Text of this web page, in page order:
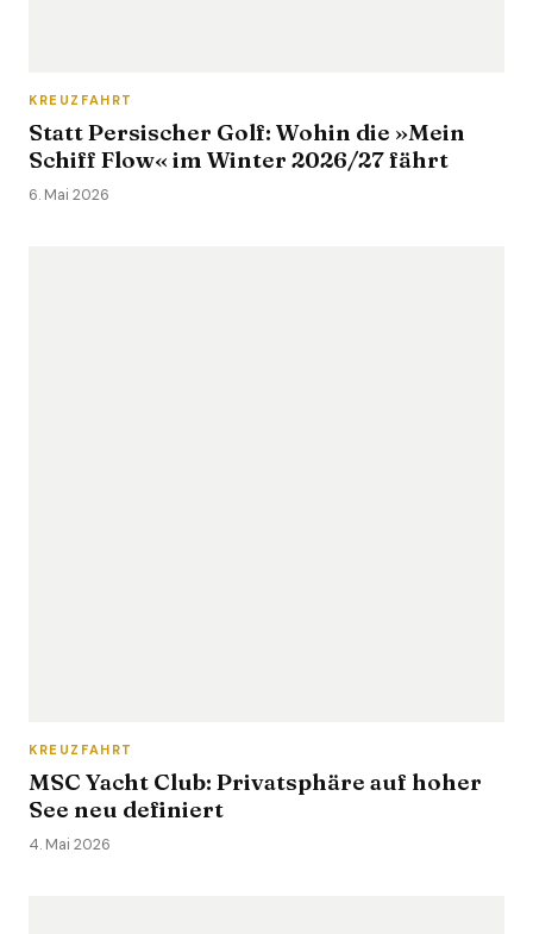
KREUZFAHRT
Statt Persischer Golf: Wohin die »Mein
Schiff Flow« im Winter 2026/27 fährt
6. Mai 2026
KREUZFAHRT
MSC Yacht Club: Privatsphäre auf hoher
See neu definiert
4. Mai 2026